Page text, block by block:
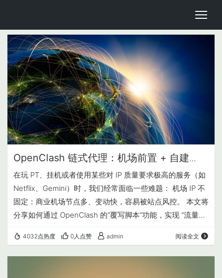
OpenClash 链式代理：机场前置 + 自建
VPS 落地实现固定 IP
在玩 PT、挂机或者使用某些对 IP 质量要求极高的服务（如
Netflix、Gemini）时，我们经常面临一些难题： 机场 IP 不
固定：商业机场节点多、变动快，容易被站点风控。 本文将
分享如何通过 OpenClash 的“覆写脚本”功能，实现 “流量
$\rightarrow$ 自建 VPS（落地）$\rightarrow$ 目标网站”
的链式代理架构。 实现步骤 1. 准备工作 软路由openwrt中
4032点热度 0人点赞 admin 阅读全文